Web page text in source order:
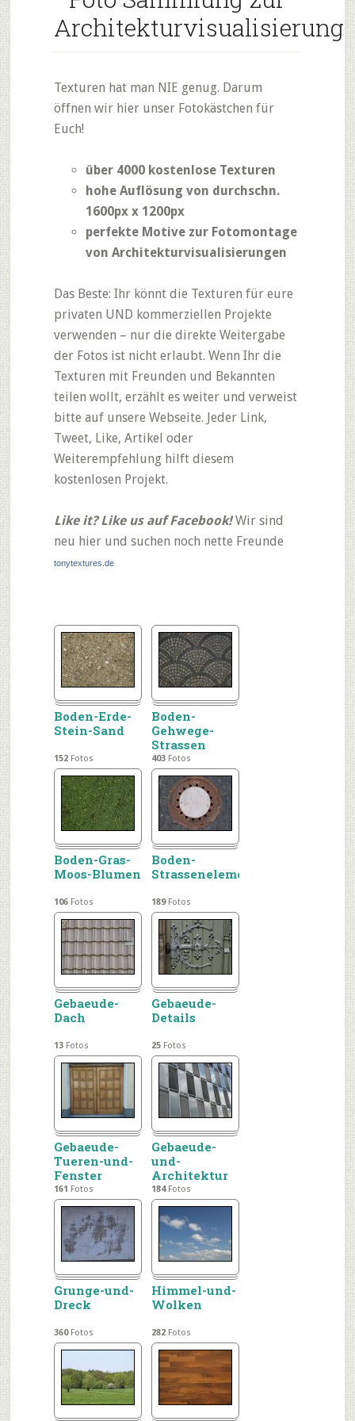
Architekturvisualisierung
Texturen hat man NIE genug. Darum
öffnen wir hier unser Fotokästchen für
Euch!
über 4000 kostenlose Texturen
hohe Auflösung von durchschn.
1600px x 1200px
perfekte Motive zur Fotomontage
von Architekturvisualisierungen
Das Beste: Ihr könnt die Texturen für eure
privaten UND kommerziellen Projekte
verwenden – nur die direkte Weitergabe
der Fotos ist nicht erlaubt. Wenn Ihr die
Texturen mit Freunden und Bekannten
teilen wollt, erzählt es weiter und verweist
bitte auf unsere Webseite. Jeder Link,
Tweet, Like, Artikel oder
Weiterempfehlung hilft diesem
kostenlosen Projekt.
Like it? Like us auf Facebook! Wir sind
neu hier und suchen noch nette Freunde
tonytextures.de
Boden-Erde-
Stein-Sand
152Fotos
Boden-
Gehwege-
Strassen
403Fotos
Boden-Gras-
Moos-Blumen
106Fotos
Boden-
Strassenelemente
189Fotos
Gebaeude-
Dach
13Fotos
Gebaeude-
Details
25Fotos
Gebaeude-
Tueren-und-
Fenster
161 Fotos
Gebaeude-
und-
Architektur
184Fotos
Grunge-und-
Dreck
360Fotos
Himmel-und-
Wolken
282Fotos